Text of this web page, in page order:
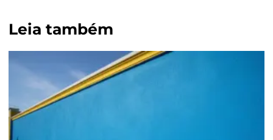
Leia também